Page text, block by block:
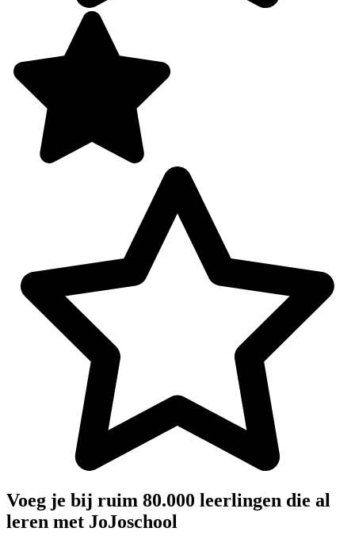
Voeg je bij ruim 80.000 leerlingen die al
leren met JoJoschool